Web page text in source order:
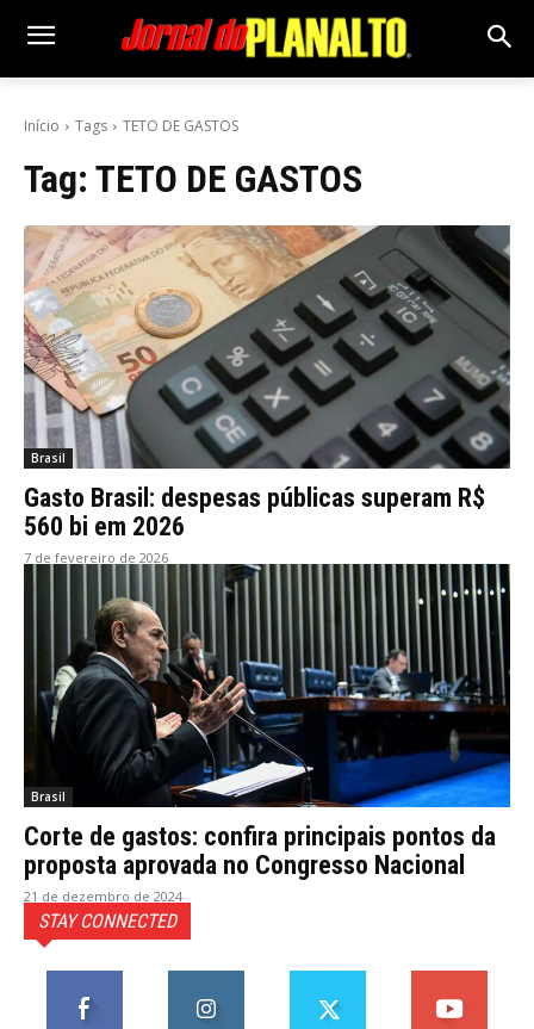
Início Tags TETO DE GASTOS
Tag: TETO DE GASTOS
Brasil
Gasto Brasil: despesas públicas superam R$
560 bi em 2026
7 de fevereiro de 2026
Brasil
Corte de gastos: confira principais pontos da
proposta aprovada no Congresso Nacional
21 de dezembro de 2024
STAY CONNECTED